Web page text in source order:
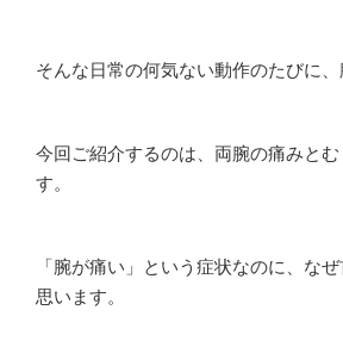
そんな日常の何気ない動作のたびに
今回ご紹介するのは、両腕の痛みと
す。
「腕が痛い」という症状なのに、な
思います。